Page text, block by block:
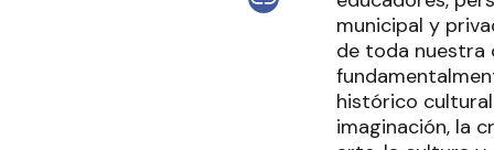
municipal y
de toda nuestra
histórico
imaginación, la